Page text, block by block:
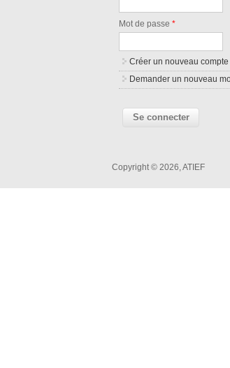
Mot de passe*
Créer un nouveau compte
Demander un nouveau
Copyright © 2026, ATIEF